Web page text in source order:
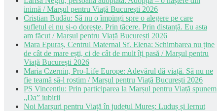
inimă / Marșul pentru Viață București 2026
Cristian Budău: Să nu o împingi spre o alegere pe care
sufletul ei nu și-o dorește. Prin tăcere. Prin distanță. Eu asta
am făcut / Marșul pentru Viață București 2026
Mara Epuraș, Centrul Maternal Sf. Elena: Schimbarea nu ține
de cât de mare ești, ci de cât de mult îți pasă / Marșul pentru
Viață București 2026
Maria Czernin, Pro-Life Europe: Adevărul dă viață. Să nu ne
fie teamă să-l rostim / Marșul pentru Viață București 2026
PS Vincențiu: Prin participarea la Marșul pentru Viață spunem
„Da” iubirii
Noi Marșuri pentru Viață în județul Mureș: Luduș și Iernut